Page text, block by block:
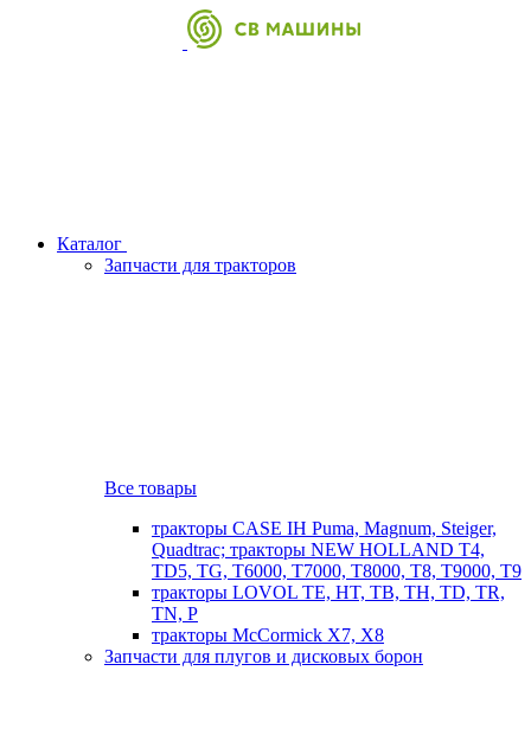
Каталог
Запчасти для тракторов
Все товары
тракторы CASE IH Puma, Magnum, Steiger,
Quadtrac; тракторы NEW HOLLAND T4,
TD5, TG, T6000, T7000, T8000, T8, T9000, T9
тракторы LOVOL TE, HT, TB, TH, TD, TR,
TN, P
тракторы McCormick X7, X8
Запчасти для плугов и дисковых борон